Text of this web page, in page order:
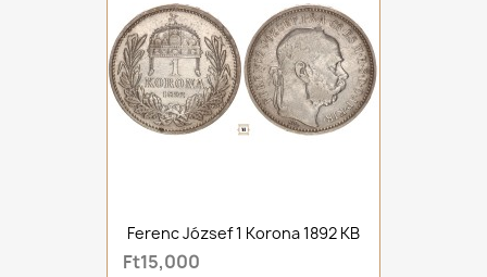
Ferenc József 1 Korona 1892 KB
Ft15,000